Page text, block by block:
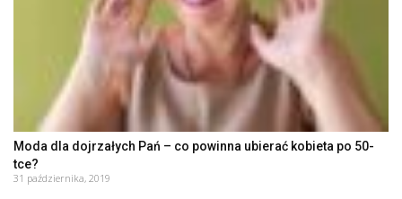
Moda dla dojrzałych Pań – co powinna ubierać kobieta po 50-
tce?
31 października, 2019